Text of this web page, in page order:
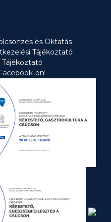
és Oktatás
Tájékoztató
on!